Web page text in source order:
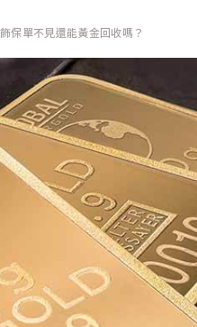
保單不見還能黃金回收嗎？